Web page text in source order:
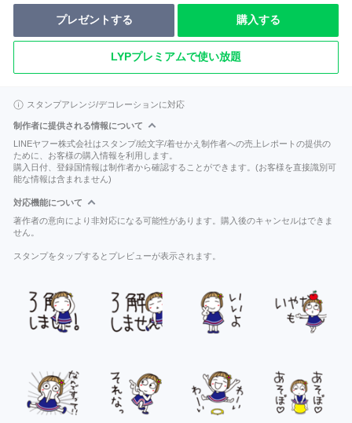
プレゼントする 購入する
LYPプレミアムで使い放題
スタンプアレンジ/デコレーションに対応
制作者に提供される情報について
LINEヤフー株式会社はスタンプ/絵文字/着せかえ制作者への売上レポートの提供の
ために、お客様の購入情報を利用します。
購入日付、登録国情報は制作者から確認することができます。(お客様を直接識別可
能な情報は含まれません)
対応機能について
著作者の意向により非対応になる可能性があります。購入後のキャンセルはできま
せん。
スタンプをタップするとプレビューが表示されます。